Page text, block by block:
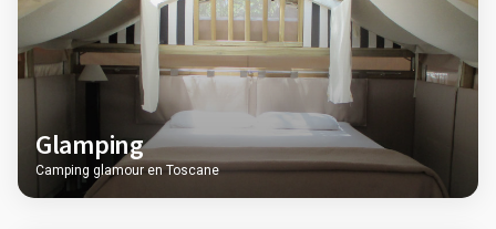
Glamping
Camping glamour en Toscane